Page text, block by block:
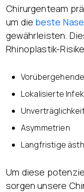
Chirurgenteam
um die beste
gewährleisten.
Rhinoplastik-
Lokalisierte
Asymmetrien
Langfristige
Um diese
sorgen unsere